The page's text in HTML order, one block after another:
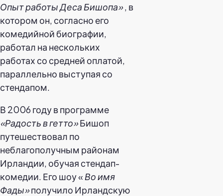
Опыт работы Деса Бишопа», в
котором он, согласно его
комедийной биографии,
работал на нескольких
работах со средней оплатой,
параллельно выступая со
стендапом.
В 2006 году в программе
«Радость в гетто»Бишоп
путешествовал по
неблагополучным районам
Ирландии, обучая стендап-
комедии. Его шоу « Во имя
Фады»получило Ирландскую